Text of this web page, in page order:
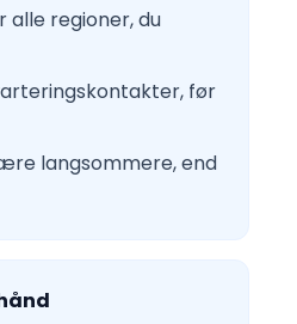
alle regioner, du
før
langsommere, end